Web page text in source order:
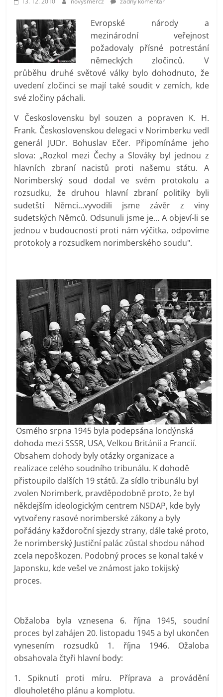
prospívá?
Evropské národy a
mezinárodní veřejnost
požadovaly přísné potrestání
německých zločinců. V
průběhu druhé světové války bylo dohodnuto, že
uvedení zločinci se mají také soudit v zemích, kde
své zločiny páchali.
V Československu byl souzen a popraven K. H.
Frank. Československou delegaci v Norimberku vedl
generál JUDr. Bohuslav Ečer. Připomínáme jeho
slova: „Rozkol mezi Čechy a Slováky byl jednou z
hlavních zbraní nacistů proti našemu státu. A
Norimberský soud dodal ve svém protokolu a
rozsudku, že druhou hlavní zbraní politiky byli
sudetští Němci…vyvodili jsme závěr z viny
sudetských Němců. Odsunuli jsme je… A objeví-li se
jednou v budoucnosti proti nám výčitka, odpovíme
protokoly a rozsudkem norimberského soudu".
Osmého srpna 1945 byla podepsána londýnská
dohoda mezi SSSR, USA, Velkou Británií a Francií.
Obsahem dohody byly otázky organizace a
realizace celého soudního tribunálu. K dohodě
přistoupilo dalších 19 států. Za sídlo tribunálu byl
zvolen Norimberk, pravděpodobně proto, že byl
někdejším ideologickým centrem NSDAP, kde byly
vytvořeny rasové norimberské zákony a byly
pořádány každoroční sjezdy strany, dále také proto,
že norimberský Justiční palác zůstal shodou náhod
zcela nepoškozen. Podobný proces se konal také v
Japonsku, kde vešel ve známost jako tokijský
proces.
Obžaloba byla vznesena 6. října 1945, soudní
proces byl zahájen 20. listopadu 1945 a byl ukončen
vynesením rozsudků 1. října 1946. Ožaloba
obsahovala čtyři hlavní body:
1. Spiknutí proti míru. Příprava a provádění
dlouholetého plánu a komplotu.